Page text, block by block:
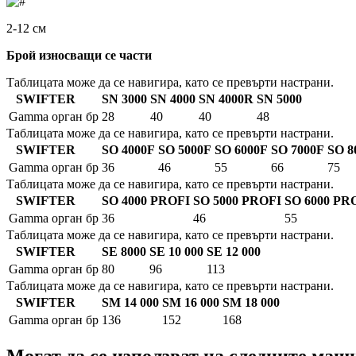
2-12 см
Брой износващи се части
Таблицата може да се навигира, като се превърти настрани.
SWIFTER
SN 3000 SN 4000 SN 4000R SN 5000
Gamma орган бр 28 40 40
48
Таблицата може да се навигира, като се превърти настрани.
SWIFTER
SO 4000F SO 5000F SO 6000F SO 7000F SO
Gamma орган бр 36 46 55 66
75
Таблицата може да се навигира, като се превърти настрани.
SWIFTER
SO 4000 PROFI SO 5000 PROFI SO 6000
Gamma орган бр 36 46
55
Таблицата може да се навигира, като се превърти настрани.
SWIFTER
SE 8000 SE 10 000 SE 12 000
Gamma орган бр 80 96
113
Таблицата може да се навигира, като се превърти настрани.
SWIFTER
SM 14 000 SM 16 000 SM 18 000
Gamma орган бр 136 152 168